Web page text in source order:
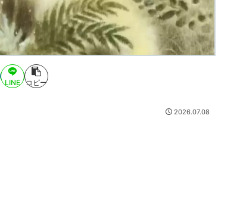
LINE コピー
2026.07.08